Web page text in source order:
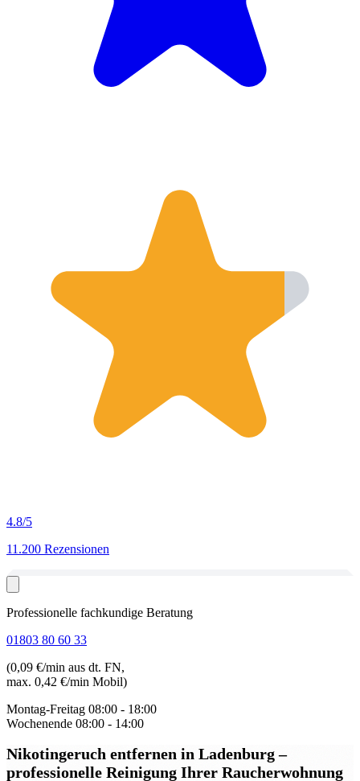
4.8/5
11.200 Rezensionen
Professionelle fachkundige Beratung
01803 80 60 33
(0,09 €/min aus dt. FN,
max. 0,42 €/min Mobil)
Montag-Freitag 08:00 - 18:00
Wochenende 08:00 - 14:00
Nikotingeruch entfernen in Ladenburg–
professionelle Reinigung Ihrer Raucherwohnung